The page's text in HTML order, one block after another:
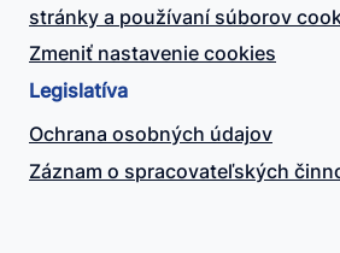
stránky a používaní súborov
Zmeniť nastavenie cookies
Legislatíva
Ochrana osobných údajov
Záznam o spracovateľských